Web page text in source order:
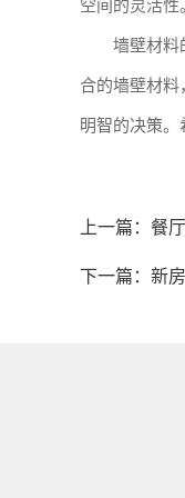
空间的灵活性
墙壁材料
合的墙壁材
明智的决策。
上一篇： 餐
下一篇： 新